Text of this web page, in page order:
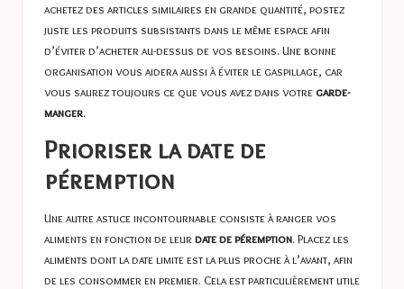
achetez des articles similaires en grande quantité, postez
juste les produits subsistants dans le même espace afin
d’éviter d’acheter au-dessus de vos besoins. Une bonne
organisation vous aidera aussi à éviter le gaspillage, car
vous saurez toujours ce que vous avez dans votre garde-
manger.
Prioriser la date de
péremption
Une autre astuce incontournable consiste à ranger vos
aliments en fonction de leurdate de péremption. Placez les
aliments dont la date limite est la plus proche à l’avant, afin
de les consommer en premier. Cela est particulièrement utile